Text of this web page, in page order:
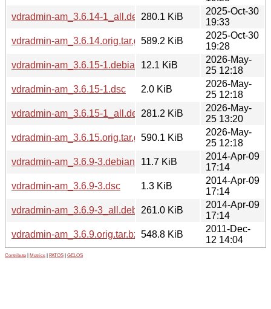
vdradmin-am_3.6.14-1_all.deb280.1 KiB
2025-Oct-30
19:33
vdradmin-am_3.6.14.orig.tar.gz589.2 KiB
2025-Oct-30
19:28
vdradmin-am_3.6.15-1.debian.tar.bz2
12.1 KiB
2026-May-
25 12:18
vdradmin-am_3.6.15-1.dsc
2.0 KiB
2026-May-
25 12:18
vdradmin-am_3.6.15-1_all.deb281.2 KiB
2026-May-
25 13:20
vdradmin-am_3.6.15.orig.tar.gz590.1 KiB
2026-May-
25 12:18
vdradmin-am_3.6.9-3.debian.tar.bz2
11.7 KiB
2014-Apr-09
17:14
vdradmin-am_3.6.9-3.dsc
1.3 KiB
2014-Apr-09
17:14
vdradmin-am_3.6.9-3_all.deb
261.0 KiB
2014-Apr-09
17:14
vdradmin-am_3.6.9.orig.tar.bz2548.8 KiB
2011-Dec-
12 14:04
Contribute Metrics PATOS GELOS